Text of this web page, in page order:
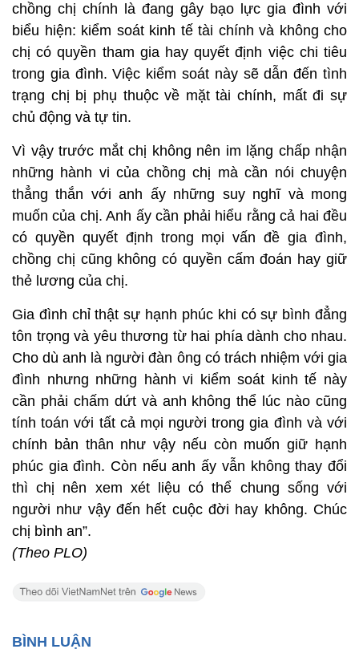
chồng chị chính là đang gây bạo lực gia đình với
biểu hiện: kiểm soát kinh tế tài chính và không cho
chị có quyền tham gia hay quyết định việc chi tiêu
trong gia đình. Việc kiểm soát này sẽ dẫn đến tình
trạng chị bị phụ thuộc về mặt tài chính, mất đi sự
chủ động và tự tin.
Vì vậy trước mắt chị không nên im lặng chấp nhận
những hành vi của chồng chị mà cần nói chuyện
thẳng thắn với anh ấy những suy nghĩ và mong
muốn của chị. Anh ấy cần phải hiểu rằng cả hai đều
có quyền quyết định trong mọi vấn đề gia đình,
chồng chị cũng không có quyền cấm đoán hay giữ
thẻ lương của chị.
Gia đình chỉ thật sự hạnh phúc khi có sự bình đẳng
tôn trọng và yêu thương từ hai phía dành cho nhau.
Cho dù anh là người đàn ông có trách nhiệm với gia
đình nhưng những hành vi kiểm soát kinh tế này
cần phải chấm dứt và anh không thể lúc nào cũng
tính toán với tất cả mọi người trong gia đình và với
chính bản thân như vậy nếu còn muốn giữ hạnh
phúc gia đình. Còn nếu anh ấy vẫn không thay đổi
thì chị nên xem xét liệu có thể chung sống với
người như vậy đến hết cuộc đời hay không. Chúc
chị bình an”.
(Theo PLO)